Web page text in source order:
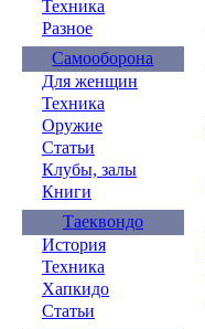
Техника
Разное
Самооборона
Для женщин
Техника
Оружие
Статьи
Клубы, залы
Книги
Таеквондо
История
Техника
Хапкидо
Статьи